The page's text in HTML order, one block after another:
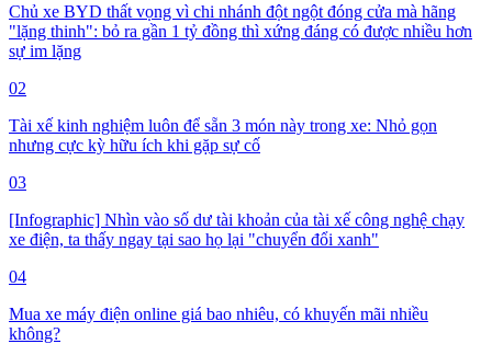
Chủ xe BYD thất vọng vì chi nhánh đột ngột đóng cửa mà hãng
"lặng thinh": bỏ ra gần 1 tỷ đồng thì xứng đáng có được nhiều hơn
sự im lặng
02
Tài xế kinh nghiệm luôn để sẵn 3 món này trong xe: Nhỏ gọn
nhưng cực kỳ hữu ích khi gặp sự cố
03
[Infographic] Nhìn vào số dư tài khoản của tài xế công nghệ chạy
xe điện, ta thấy ngay tại sao họ lại "chuyển đổi xanh"
04
Mua xe máy điện online giá bao nhiêu, có khuyến mãi nhiều
không?